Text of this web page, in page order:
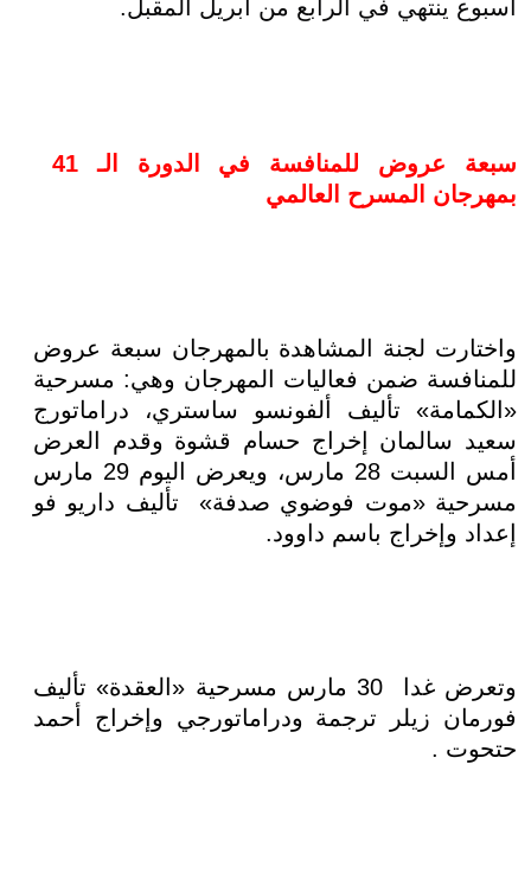
أسبوع ينتهي في الرابع من أبريل المقبل.
بمهرجان المسرح العالمي
واختارت لجنة المشاهدة بالمهرجان سبعة عروض
للمنافسة ضمن فعاليات المهرجان وهي: مسرحية
«الكمامة» تأليف ألفونسو ساستري، دراماتورج
سعيد سالمان إخراج حسام قشوة وقدم العرض
أمس السبت 28 مارس، ويعرض اليوم 29 مارس
مسرحية «موت فوضوي صدفة» تأليف داريو فو
إعداد وإخراج باسم داوود.
وتعرض غدا 30 مارس مسرحية «العقدة» تأليف
فورمان زيلر ترجمة ودراماتورجي وإخراج أحمد
حتحوت .